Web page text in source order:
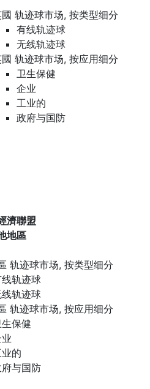
轨迹球市场, 按类型细分
有线轨迹球
无线轨迹球
轨迹球市场, 按应用细分
卫生保健
企业
工业的
政府与国防
濟聯盟
地區
轨迹球市场, 按类型细分
轨迹球
轨迹球
轨迹球市场, 按应用细分
保健
的
与国防